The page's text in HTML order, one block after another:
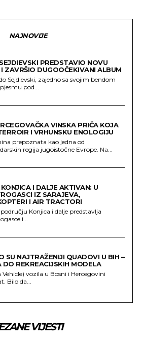
NAJNOVIJE
PREDSTAVIO NOVU
ZAVRŠIO DUGOOČEKIVANI ALBUM
Sejdievski, zajedno sa svojim bendom
pod...
VINSKA PRIČA KOJA
I VRHUNSKU ENOLOGIJU
prepoznata kao jedna od
regija jugoistočne Evrope. Na...
I DALJE AKTIVAN: U
IZ SARAJEVA,
I AIR TRACTORI
Konjica i dalje predstavlja
i...
SU NAJTRAŽENIJI QUADOVI U BIH –
DO REKREACIJSKIH MODELA
vozila u Bosni i Hercegovini
Bilo da...
VIJESTI